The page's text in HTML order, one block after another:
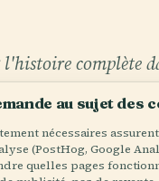
l'histoire complète
au sujet des
nécessaires
(PostHog, Google
quelles pages